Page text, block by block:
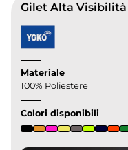
Gilet Alta
Materiale
100% Poliestere
Colori disponibili